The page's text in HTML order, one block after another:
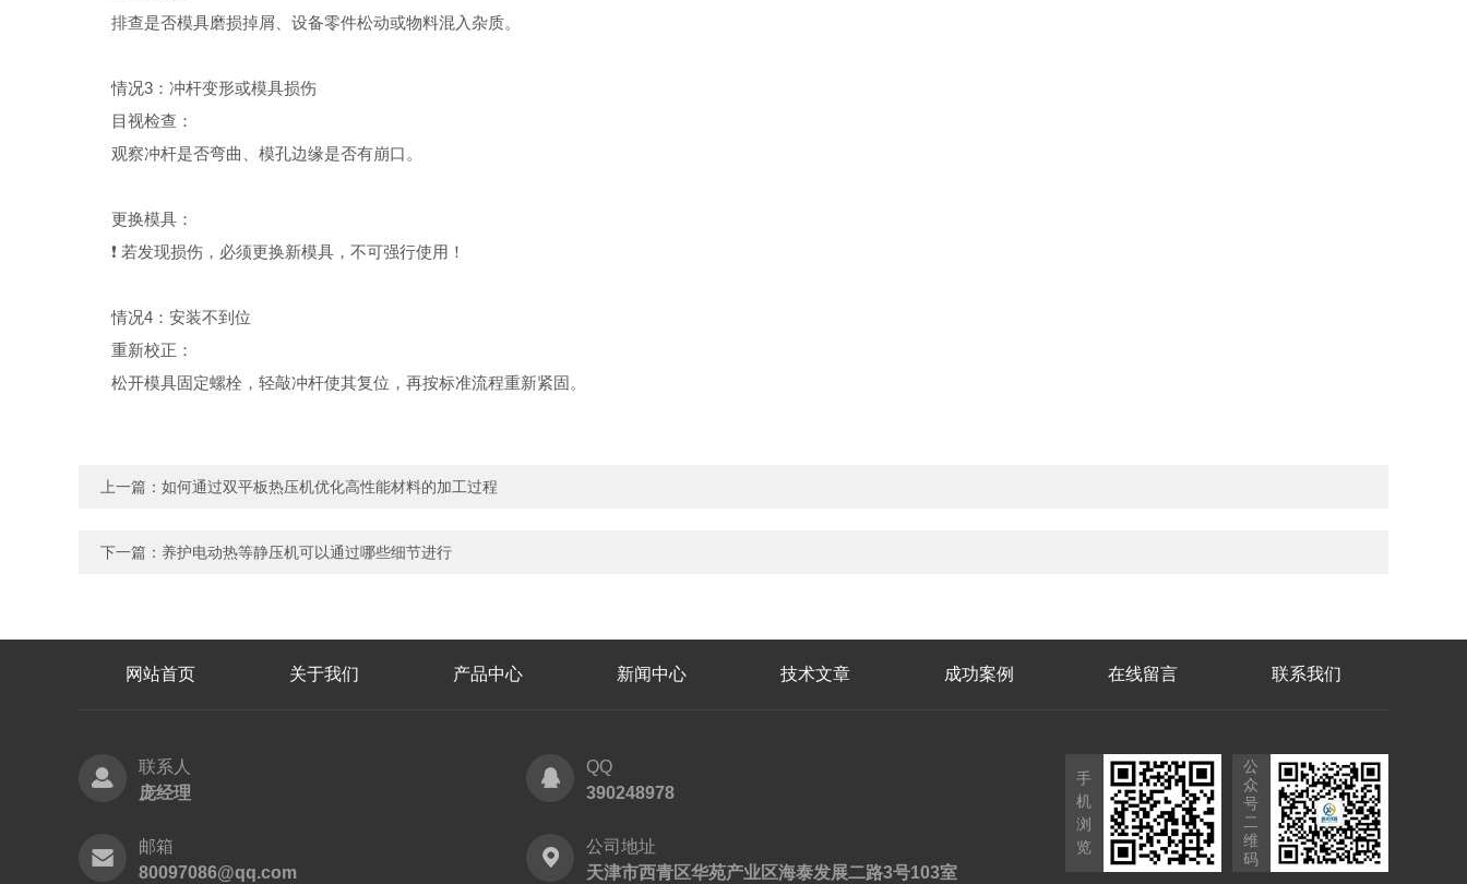
排查是否模具磨损掉屑、设备零件松动或物料混入杂质。
情况3 ：冲杆变形或模具损伤
目视检查：
观察冲杆是否弯曲、模孔边缘是否有崩口。
更换模具：
❗ 若发现损伤，必须更换新模具，不可强行使用！
情况4 ：安装不到位
重新校正：
松开模具固定螺栓，轻敲冲杆使其复位，再按标准流程重新紧固。
上一篇： 如何通过双平板热压机优化高性能材料的加工过程
下一篇： 养护电动热等静压机可以通过哪些细节进行
网站首页 关于我们 产品中心 新闻中心 技术文章 成功案例 在线留言 联系我们
联系人
庞经理
QQ
390248978
邮箱
80097086@qq.com
公司地址
天津市西青区华苑产业区海泰发展二路3号103室
手
机
浏
览
公
众
号
二
维
码